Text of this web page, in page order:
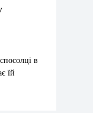
в
їй